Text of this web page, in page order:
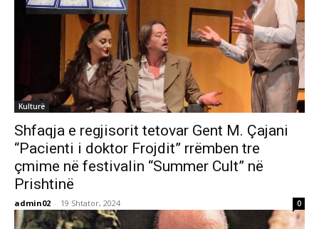
Kulturë
Shfaqja e regjisorit tetovar Gent M. Çajani
“Pacienti i doktor Frojdit” rrëmben tre
çmime në festivalin “Summer Cult” në
Prishtinë
admin02 - 19 Shtator, 2024 0